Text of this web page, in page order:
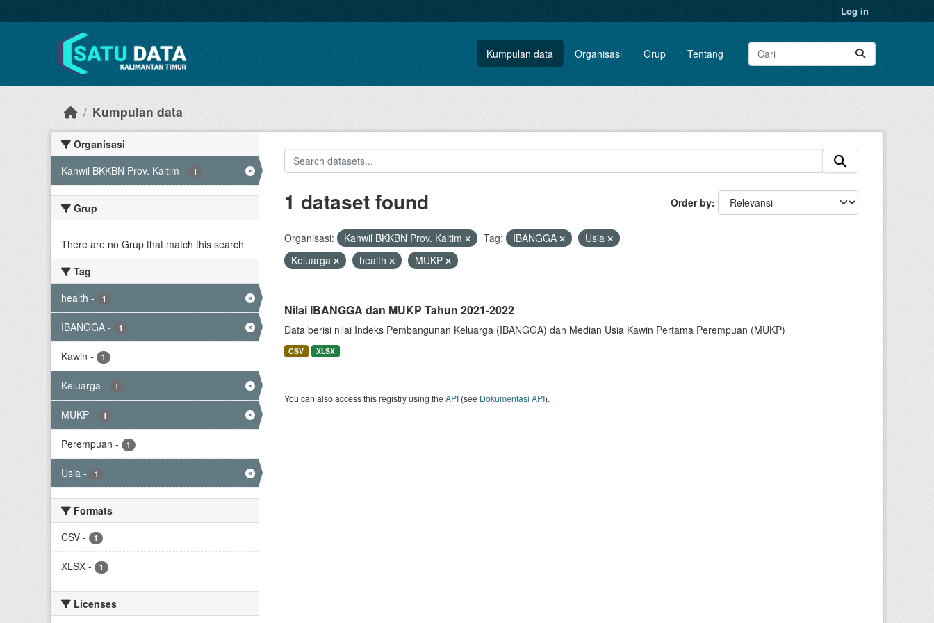
Log in
Kumpulan data Organisasi Grup Tentang
Kumpulan data
Organisasi
Kanwil BKKBN Prov. Kaltim - 1
Grup
There are no Grup that match this search
Tag
health - 1
IBANGGA - 1
Kawin - 1
Keluarga - 1
MUKP - 1
Perempuan - 1
Usia - 1
Formats
CSV - 1
XLSX - 1
Licenses
Order by
1 dataset found
Organisasi: Kanwil BKKBN Prov. Kaltim Tag: IBANGGA
Usia
Keluarga
health MUKP
Nilai IBANGGA dan MUKP Tahun 2021-2022
Data berisi nilai Indeks Pembangunan Keluarga (IBANGGA) dan Median Usia Kawin Pertama Perempuan (MUKP)
CSV XLSX
You can also access this registry using theAPI(see Dokumentasi API).